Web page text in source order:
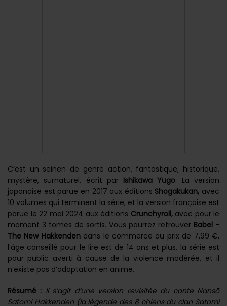
C’est un seinen de genre action, fantastique, historique,
mystère, surnaturel, écrit par Ishikawa Yugo. La version
japonaise est parue en 2017 aux éditions Shogakukan, avec
10 volumes qui terminent la série, et la version française est
parue le 22 mai 2024 aux éditions Crunchyroll,avec pour le
moment 3 tomes de sortis. Vous pourrez retrouver Babel -
The New Hakkendendans le commerce au prix de 7,99 €,
l’âge conseillé pour le lire est de 14 ans et plus, la série est
pour public averti à cause de la violence modérée, et il
n’existe pas d’adaptation en anime.
Résumé : Il s’agit d’une version revisitée du conte Nansō
Satomi Hakkenden (la légende des 8 chiens du clan Satomi